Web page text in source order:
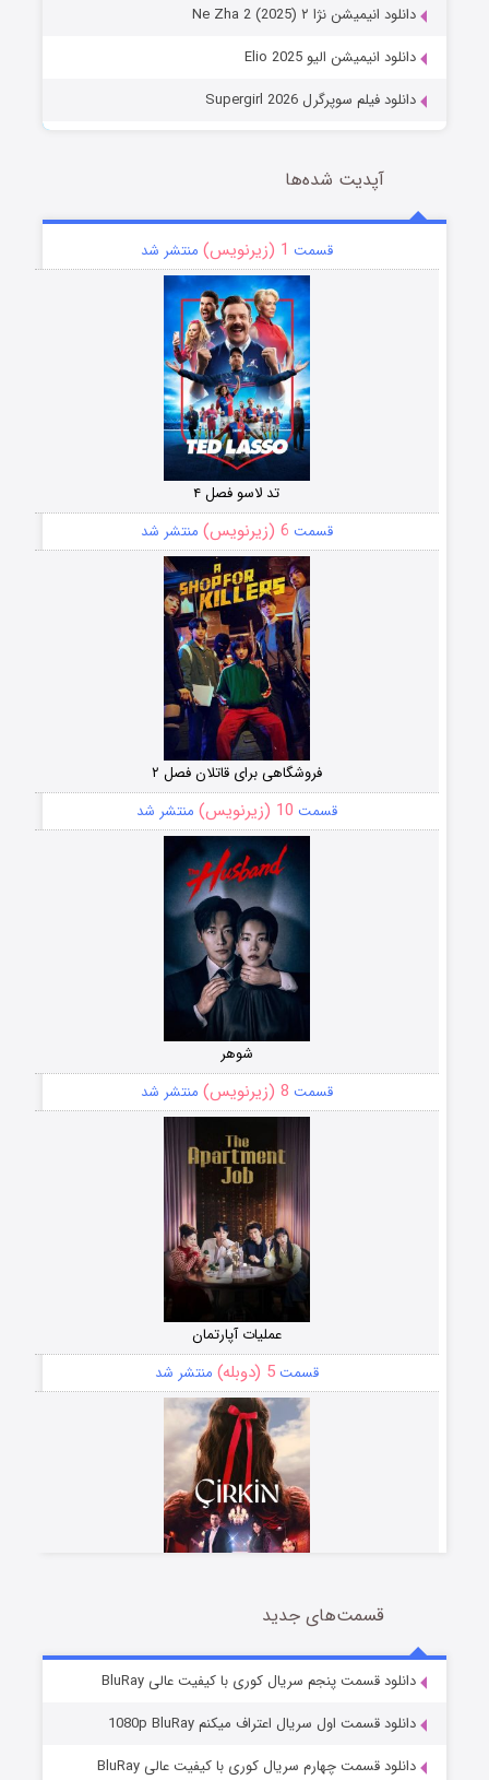
دانلود انیمیشن نژا ۲ Ne Zha 2 (2025)
دانلود انیمیشن الیو Elio 2025
دانلود فیلم سوپرگرل Supergirl 2026
آپدیت شده‌ها
قسمت 1 (زیرنویس) منتشر شد
تد لاسو فصل ۴
قسمت 6 (زیرنویس) منتشر شد
فروشگاهی برای قاتلان فصل ۲
قسمت 10 (زیرنویس) منتشر شد
شوهر
قسمت 8 (زیرنویس) منتشر شد
عملیات آپارتمان
قسمت5 (دوبله) منتشر شد
سریال زشت
قسمت2 (زیرنویس) منتشر شد
قسمت‌های جدید
دانلود قسمت پنجم سریال کوری با کیفیت عالی BluRay
دانلود قسمت اول سریال اعتراف میکنم 1080p BluRay
دانلود قسمت چهارم سریال کوری با کیفیت عالی BluRay